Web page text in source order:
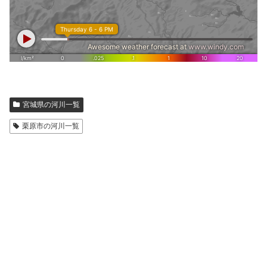
宮城県の河川一覧
栗原市の河川一覧